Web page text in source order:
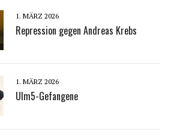
1. MÄRZ 2026
Repression gegen Andreas Krebs
1. MÄRZ 2026
Ulm5-Gefangene